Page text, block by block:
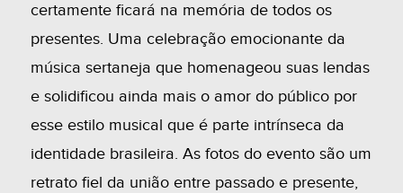
certamente ficará na memória de todos os
presentes. Uma celebração emocionante da
música sertaneja que homenageou suas lendas
e solidificou ainda mais o amor do público por
esse estilo musical que é parte intrínseca da
identidade brasileira. As fotos do evento são um
retrato fiel da união entre passado e presente,